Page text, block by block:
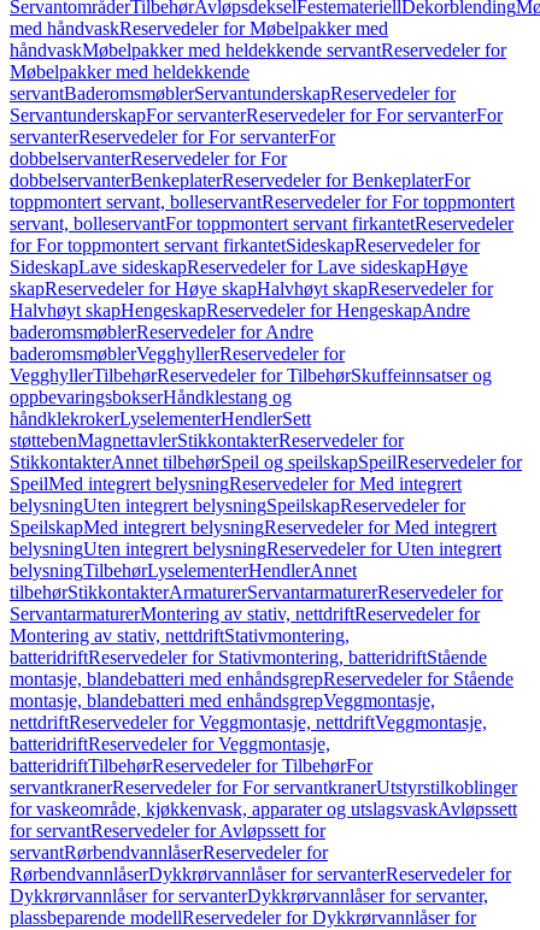
ServantområderTilbehørAvløpsdekselFestemateriellDekorblending
med håndvaskReservedeler for Møbelpakker med
håndvaskMøbelpakker med heldekkende servantReservedeler for
Møbelpakker med heldekkende
servantBaderomsmøblerServantunderskapReservedeler for
ServantunderskapFor servanterReservedeler for For servanterFor
servanterReservedeler for For servanterFor
dobbelservanterReservedeler for For
dobbelservanterBenkeplaterReservedeler for BenkeplaterFor
toppmontert servant, bolleservantReservedeler for For toppmontert
servant, bolleservantFor toppmontert servant firkantetReservedeler
for For toppmontert servant firkantetSideskapReservedeler for
SideskapLave sideskapReservedeler for Lave sideskapHøye
skapReservedeler for Høye skapHalvhøyt skapReservedeler for
Halvhøyt skapHengeskapReservedeler for HengeskapAndre
baderomsmøblerReservedeler for Andre
baderomsmøblerVegghyllerReservedeler for
VegghyllerTilbehørReservedeler for TilbehørSkuffeinnsatser og
oppbevaringsbokserHåndklestang og
håndklekrokerLyselementerHendlerSett
støttebenMagnettavlerStikkontakterReservedeler for
StikkontakterAnnet tilbehørSpeil og speilskapSpeilReservedeler for
SpeilMed integrert belysningReservedeler for Med integrert
belysningUten integrert belysningSpeilskapReservedeler for
SpeilskapMed integrert belysningReservedeler for Med integrert
belysningUten integrert belysningReservedeler for Uten integrert
belysningTilbehørLyselementerHendlerAnnet
tilbehørStikkontakterArmaturerServantarmaturerReservedeler for
ServantarmaturerMontering av stativ, nettdriftReservedeler for
Montering av stativ, nettdriftStativmontering,
batteridriftReservedeler for Stativmontering, batteridriftStående
montasje, blandebatteri med enhåndsgrepReservedeler for Stående
montasje, blandebatteri med enhåndsgrepVeggmontasje,
nettdriftReservedeler for Veggmontasje, nettdriftVeggmontasje,
batteridriftReservedeler for Veggmontasje,
batteridriftTilbehørReservedeler for TilbehørFor
servantkranerReservedeler for For servantkranerUtstyrstilkoblinger
for vaskeområde, kjøkkenvask, apparater og utslagsvaskAvløpssett
for servantReservedeler for Avløpssett for
servantRørbendvannlåserReservedeler for
RørbendvannlåserDykkrørvannlåser for servanterReservedeler for
Dykkrørvannlåser for servanterDykkrørvannlåser for servanter,
plassbeparende modellReservedeler for Dykkrørvannlåser for